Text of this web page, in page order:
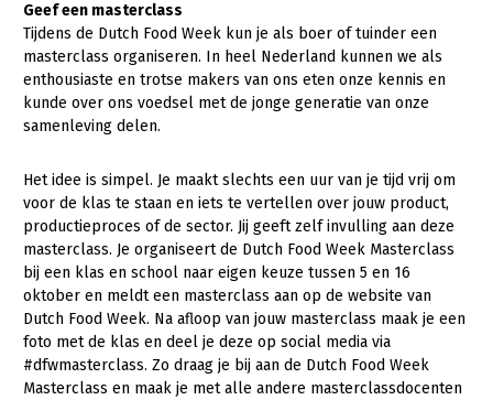
Natuur, klimaat en energie
Bodem en water
Platteland en omgeving
Mens, ondernemerschap en onderwijs
Internationaal
Sectoren
Dier
Biologische Landbouw
Geitenhouderij
Kalverhouderij
Geef een masterclass
Tijdens de Dutch Food Week kun je als boer of tuinder een
masterclass organiseren. In heel Nederland kunnen we als
enthousiaste en trotse makers van ons eten onze kennis en
kunde over ons voedsel met de jonge generatie van onze
samenleving delen.
Het idee is simpel. Je maakt slechts een uur van je tijd vrij om
voor de klas te staan en iets te vertellen over jouw product,
productieproces of de sector. Jij geeft zelf invulling aan deze
masterclass. Je organiseert de Dutch Food Week Masterclass
bij een klas en school naar eigen keuze tussen 5 en 16
oktober en meldt een masterclass aan op de website van
Dutch Food Week. Na afloop van jouw masterclass maak je een
foto met de klas en deel je deze op social media via
#dfwmasterclass. Zo draag je bij aan de Dutch Food Week
Masterclass en maak je met alle andere masterclassdocenten